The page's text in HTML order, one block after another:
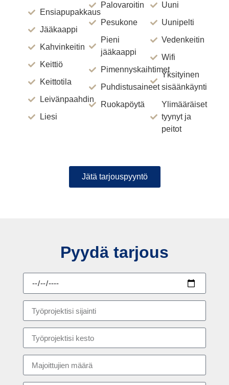
Ensiapupakkaus
Jääkaappi
Kahvinkeitin
Keittiö
Keittotila
Leivänpaahdin
Liesi
Palovaroitin
Pesukone
Pieni
jääkaappi
Pimennyskaihtimet
Puhdistusaineet
Ruokapöytä
Uuni
Uunipelti
Vedenkeitin
Wifi
Yksityinen
sisäänkäynti
Ylimääräiset
tyynyt ja
peitot
Jätä tarjouspyyntö
Pyydä tarjous